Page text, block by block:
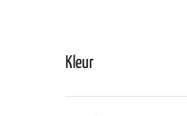
Kleur